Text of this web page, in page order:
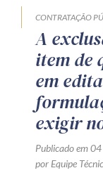
CONTRATAÇÃO
A
item de
em
exigir
Publicado em
por Equipe